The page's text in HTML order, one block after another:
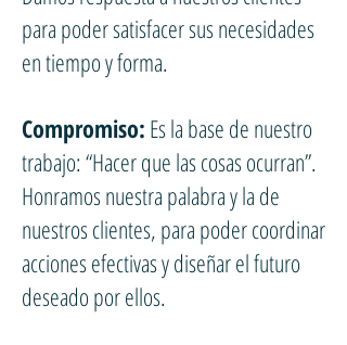
para poder satisfacer sus necesidades
en tiempo y forma.
Compromiso: Es la base de nuestro
trabajo: “Hacer que las cosas ocurran”.
Honramos nuestra palabra y la de
nuestros clientes, para poder coordinar
acciones efectivas y diseñar el futuro
deseado por ellos.